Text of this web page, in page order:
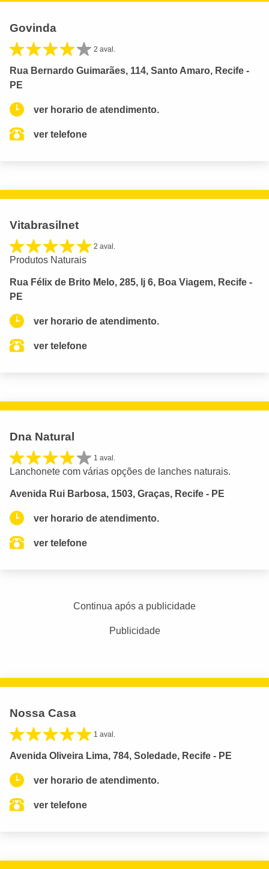
Govinda
2 aval.
Rua Bernardo Guimarães, 114, Santo Amaro, Recife -
PE
ver horario de atendimento.
ver telefone
Vitabrasilnet
2 aval.
Produtos Naturais
Rua Félix de Brito Melo, 285, lj 6, Boa Viagem, Recife -
PE
ver horario de atendimento.
ver telefone
Dna Natural
1 aval.
Lanchonete com várias opções de lanches naturais.
Avenida Rui Barbosa, 1503, Graças, Recife - PE
ver horario de atendimento.
ver telefone
Continua após a publicidade
Publicidade
Nossa Casa
1 aval.
Avenida Oliveira Lima, 784, Soledade, Recife - PE
ver horario de atendimento.
ver telefone